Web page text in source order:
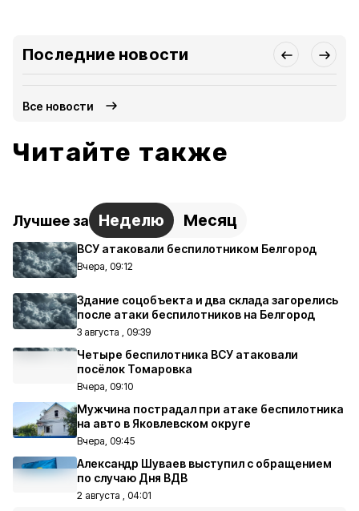
Последние новости
Все новости
Читайте также
Лучшее за Неделю Месяц
ВСУ атаковали беспилотником Белгород
Вчера, 09:12
Здание соцобъекта и два склада загорелись
после атаки беспилотников на Белгород
3 августа , 09:39
Четыре беспилотника ВСУ атаковали
посёлок Томаровка
Вчера, 09:10
Мужчина пострадал при атаке беспилотника
на авто в Яковлевском округе
Вчера, 09:45
Александр Шуваев выступил с обращением
по случаю Дня ВДВ
2 августа , 04:01